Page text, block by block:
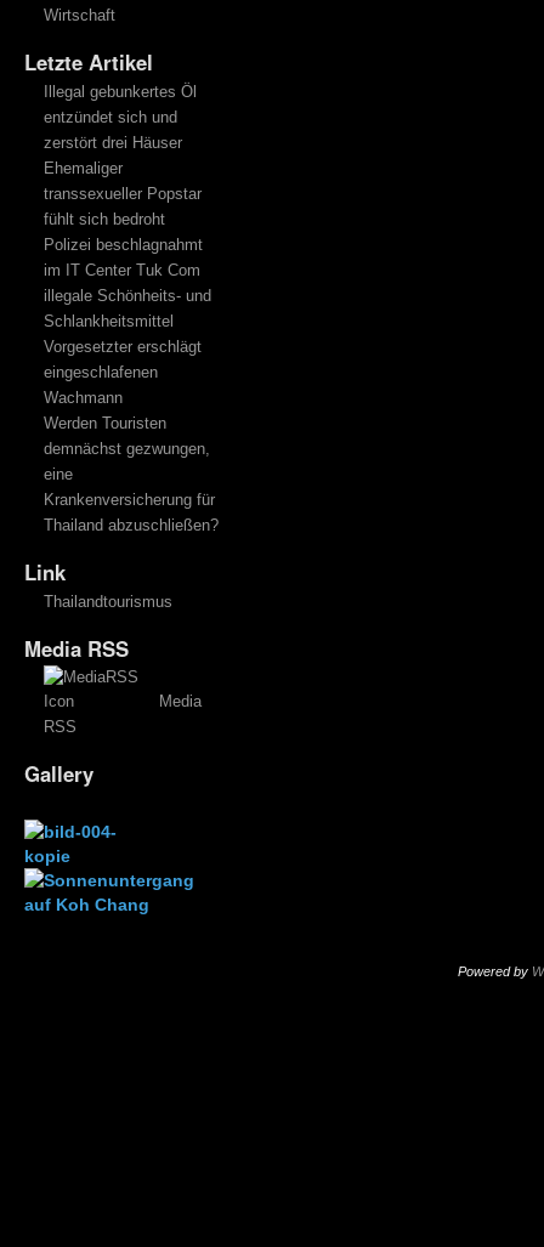
Wirtschaft
Letzte Artikel
Illegal gebunkertes Öl
entzündet sich und
zerstört drei Häuser
Ehemaliger
transsexueller Popstar
fühlt sich bedroht
Polizei beschlagnahmt
im IT Center Tuk Com
illegale Schönheits- und
Schlankheitsmittel
Vorgesetzter erschlägt
eingeschlafenen
Wachmann
Werden Touristen
demnächst gezwungen,
eine
Krankenversicherung für
Thailand abzuschließen?
Link
Thailandtourismus
Media RSS
Media
RSS
Gallery
Powered by